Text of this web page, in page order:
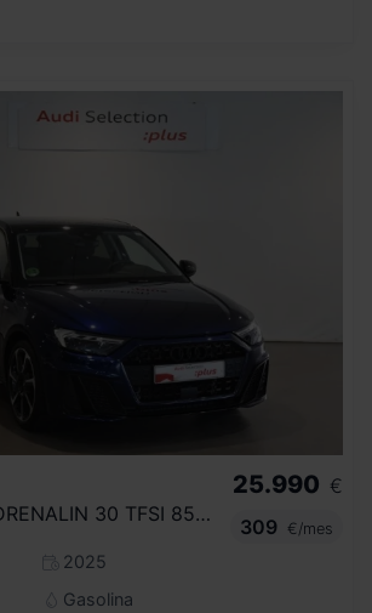
SPORTBACK ADRENALIN 30 TFSI 85KW S TRON
2025
Gasolina
25.990 €
309
€/mes